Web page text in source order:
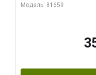
Модель: 81659